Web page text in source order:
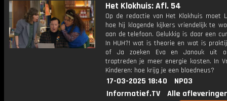
Het Klokhuis: Afl. 54
Op de redactie van Het Klokhuis moet
hoe hij klagende kijkers vriendelijk te
aan de telefoon. Gelukkig is daar een
In HUH?! wat is theorie en wat is
of Ja zoeken Eva en Janouk uit
traptreden je meer energie kosten. In
Kinderen: hoe krijg je een bloedneus?
17-03-2025 18:40
NPO3
Informatief.TV
Alle